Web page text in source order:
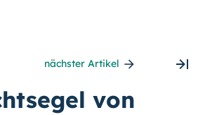
nächster Artikel
von